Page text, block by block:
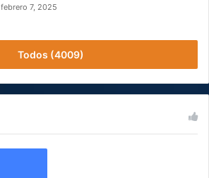
febrero 7, 2025
Todos (4009)